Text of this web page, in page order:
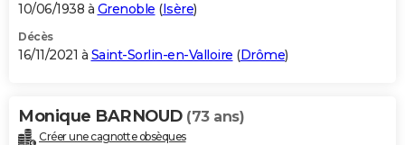
10/06/1938 à Grenoble (Isère)
Décès
16/11/2021 à Saint-Sorlin-en-Valloire (Drôme)
Monique BARNOUD (73 ans)
Créer une cagnotte obsèques